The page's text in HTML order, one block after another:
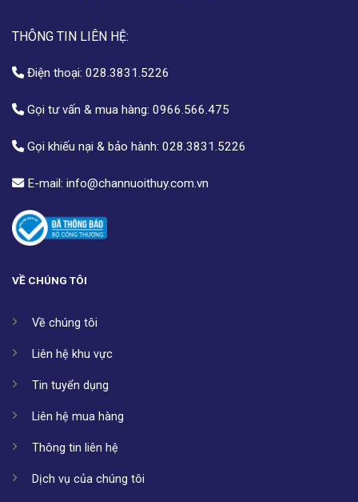
THÔNG TIN LIÊN HỆ:
Điện thoại: 028.3831.5226
Gọi tư vấn & mua hàng: 0966.566.475
Gọi khiếu nại & bảo hành: 028.3831.5226
E-mail: info@channuoithuy.com.vn
VỀ CHÚNG TÔI
Về chúng tôi
Liên hệ khu vực
Tin tuyển dụng
Liên hệ mua hàng
Thông tin liên hệ
Dịch vụ của chúng tôi